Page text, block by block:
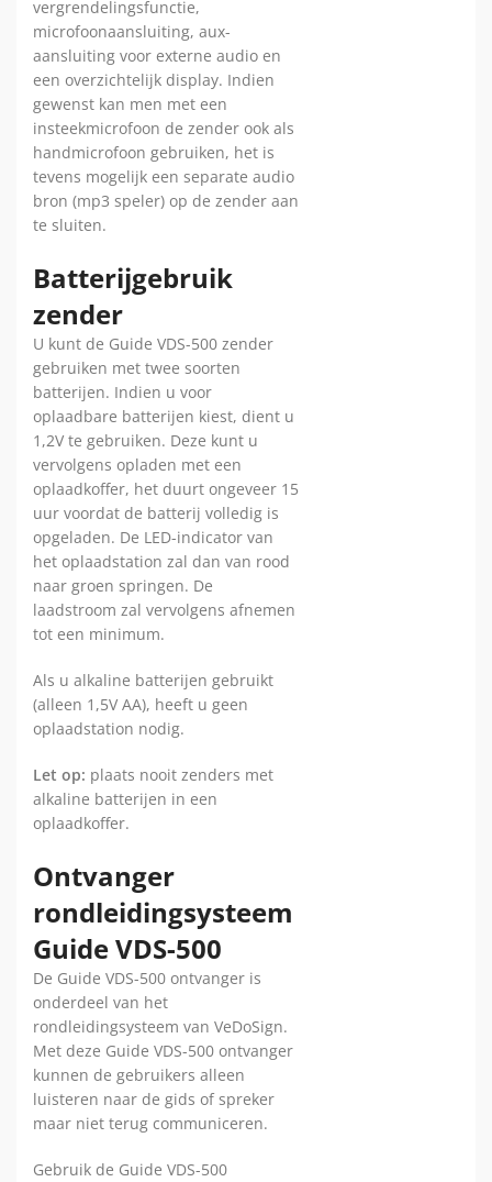
vergrendelingsfunctie,
microfoonaansluiting, aux-
aansluiting voor externe audio en
een overzichtelijk display. Indien
gewenst kan men met een
insteekmicrofoon de zender ook als
handmicrofoon gebruiken, het is
tevens mogelijk een separate audio
bron (mp3 speler) op de zender aan
te sluiten.
Batterijgebruik
zender
U kunt de Guide VDS-500 zender
gebruiken met twee soorten
batterijen. Indien u voor
oplaadbare batterijen kiest, dient u
1,2V te gebruiken. Deze kunt u
vervolgens opladen met een
oplaadkoffer, het duurt ongeveer 15
uur voordat de batterij volledig is
opgeladen. De LED-indicator van
het oplaadstation zal dan van rood
naar groen springen. De
laadstroom zal vervolgens afnemen
tot een minimum.
Als u alkaline batterijen gebruikt
(alleen 1,5V AA), heeft u geen
oplaadstation nodig.
Let op: plaats nooit zenders met
alkaline batterijen in een
oplaadkoffer.
Ontvanger
rondleidingsysteem
Guide VDS-500
De Guide VDS-500 ontvanger is
onderdeel van het
rondleidingsysteem van VeDoSign.
Met deze Guide VDS-500 ontvanger
kunnen de gebruikers alleen
luisteren naar de gids of spreker
maar niet terug communiceren.
Gebruik de Guide VDS-500